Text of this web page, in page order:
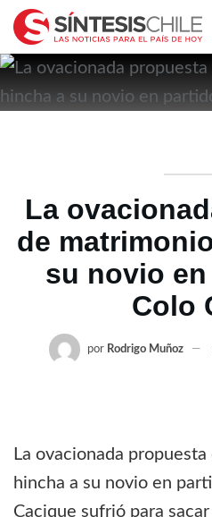
La
de
su novio
Colo
por Rodrigo Muñoz
La ovacionada
hincha a su novio en
Cacique sufrió para